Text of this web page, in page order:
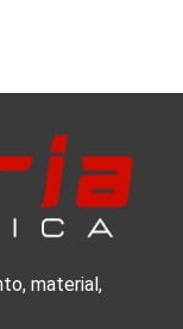
material,